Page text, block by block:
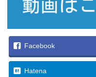
Facebook
Hatena